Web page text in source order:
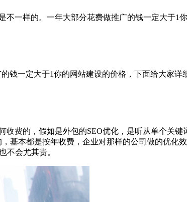
一样的。一年大部分花费做推广的钱一定大于1
钱一定大于1你的网站建设的价格，下面给大家详
费的，假如是外包的SEO优化，是听从单个关键
基本都是按年收费，企业对那样的公司做的优化
不会尤其贵。